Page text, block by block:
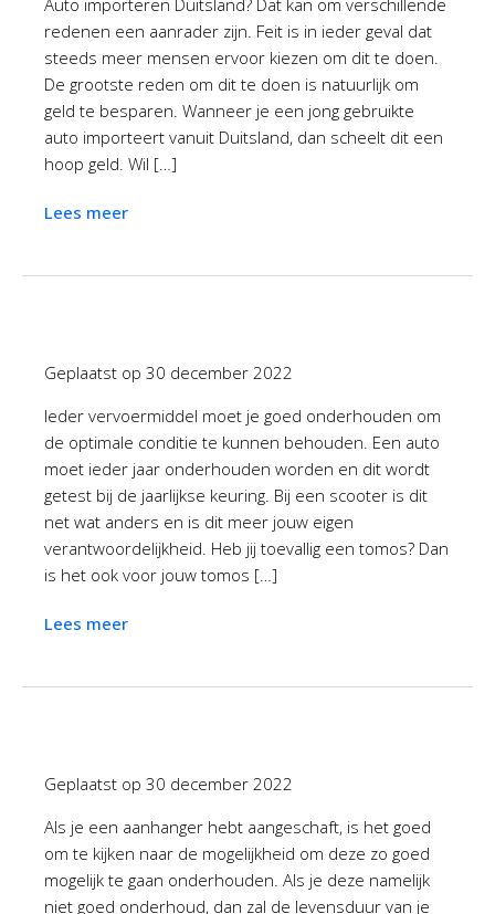
Auto importeren Duitsland? Dat kan om verschillende
redenen een aanrader zijn. Feit is in ieder geval dat
steeds meer mensen ervoor kiezen om dit te doen.
De grootste reden om dit te doen is natuurlijk om
geld te besparen. Wanneer je een jong gebruikte
auto importeert vanuit Duitsland, dan scheelt dit een
hoop geld. Wil […]
Lees meer
Geplaatst op 30 december 2022
Ieder vervoermiddel moet je goed onderhouden om
de optimale conditie te kunnen behouden. Een auto
moet ieder jaar onderhouden worden en dit wordt
getest bij de jaarlijkse keuring. Bij een scooter is dit
net wat anders en is dit meer jouw eigen
verantwoordelijkheid. Heb jij toevallig een tomos? Dan
is het ook voor jouw tomos […]
Lees meer
Geplaatst op 30 december 2022
Als je een aanhanger hebt aangeschaft, is het goed
om te kijken naar de mogelijkheid om deze zo goed
mogelijk te gaan onderhouden. Als je deze namelijk
niet goed onderhoud, dan zal de levensduur van je